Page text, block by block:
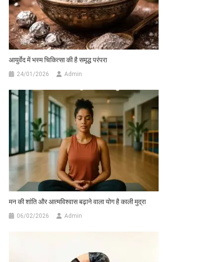
आयुर्वेद में भस्म चिकित्सा की है समृद्ध परंपरा
24/01/2026 Admin
मन की शांति और आत्मविश्वास बढ़ाने वाला योग है काली मुद्रा
06/02/2026 Admin